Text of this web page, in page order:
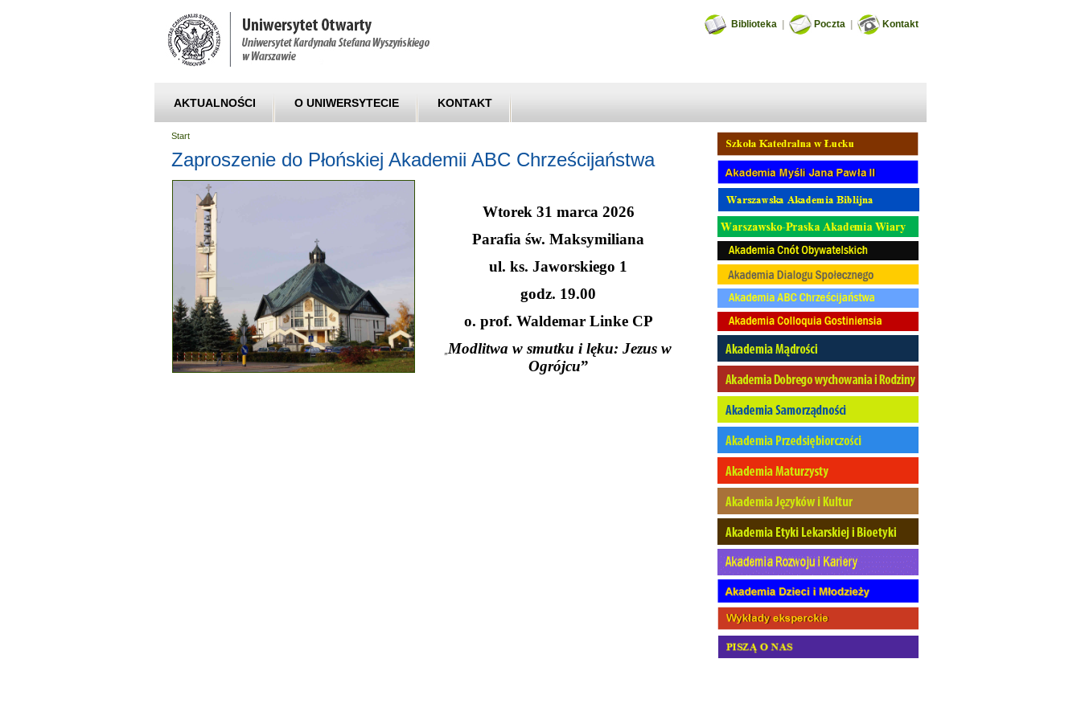
Biblioteka Poczta Kontakt
AKTUALNOŚCI O UNIWERSYTECIE KONTAKT
Start
Zaproszenie do Płońskiej Akademii ABC Chrześcijaństwa
Wtorek 31 marca 2026
Parafia św. Maksymiliana
ul. ks. Jaworskiego 1
godz. 19.00
o. prof. Waldemar Linke CP
„Modlitwa w smutku i lęku: Jezus w
Ogrójcu”